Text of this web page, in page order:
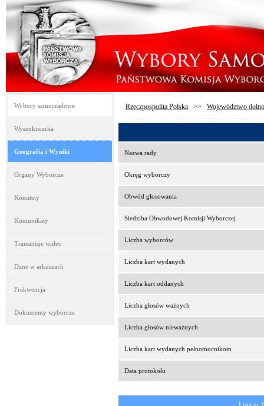
Wybory samorządowe
Wyszukiwarka
Geografia i Wyniki
Organy Wyborcze
Komitety
Komunikaty
Transmisje wideo
Dane w arkuszach
Frekwencja
Dokumenty wyborcze
Rzeczpospolita Polska >> Województwo
Nazwa rady
Okręg wyborczy
Obwód głosowania
Siedziba Obwodowej Komisji Wyborczej
Liczba wyborców
Liczba kart wydanych
Liczba kart oddanych
Liczba głosów ważnych
Liczba głosów nieważnych
Liczba kart wydanych pełnomocnikom
Data protokołu
Lista nr